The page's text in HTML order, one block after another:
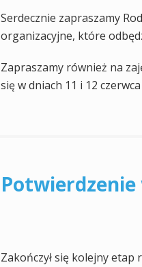
Serdecznie zapraszamy
organizacyjne, które
Zapraszamy również na
się w dniach 11 i 12
Potwierdzenie
Zakończył się kolejny